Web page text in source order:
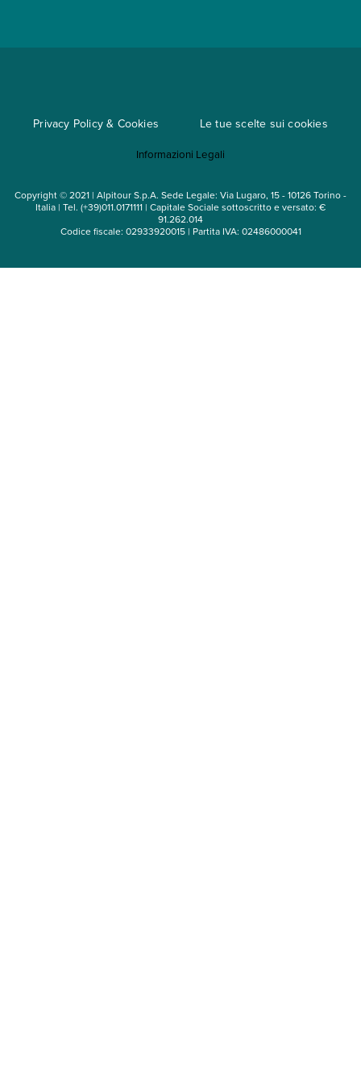
Mappa del sito
Privacy Policy & Cookies Le tue scelte sui cookies
Informazioni Legali
Copyright © 2021 | Alpitour S.p.A. Sede Legale: Via Lugaro, 15 - 10126 Torino -
Italia | Tel. (+39)011.0171111 | Capitale Sociale sottoscritto e versato: €
91.262.014
Codice fiscale: 02933920015 | Partita IVA: 02486000041